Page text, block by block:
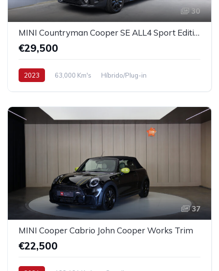
30
MINI Countryman Cooper SE ALL4 Sport Edition Auto
€29,500
2023 63,000 Km's Híbrido/Plug-in
37
MINI Cooper Cabrio John Cooper Works Trim
€22,500